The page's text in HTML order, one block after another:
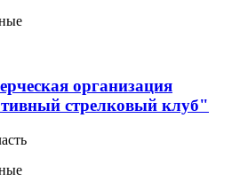
организация
стрелковый клуб"